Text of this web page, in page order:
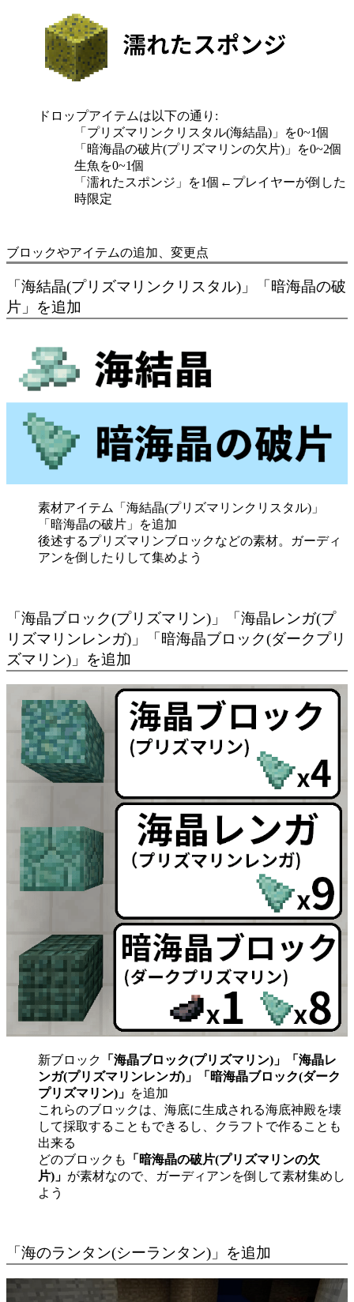
ドロップアイテムは以下の通り:
「プリズマリンクリスタル(海結晶)」を0~1個
「暗海晶の破片(プリズマリンの欠片)」を0~2個
生魚を0~1個
「濡れたスポンジ」を1個←プレイヤーが倒した
時限定
ブロックやアイテムの追加、変更点
「海結晶(プリズマリンクリスタル)」「暗海晶の破
片」を追加
素材アイテム「海結晶(プリズマリンクリスタル)」
「暗海晶の破片」を追加
後述するプリズマリンブロックなどの素材。ガーディ
アンを倒したりして集めよう
「海晶ブロック(プリズマリン)」「海晶レンガ(プ
リズマリンレンガ)」「暗海晶ブロック(ダークプリ
ズマリン)」を追加
新ブロック
「海晶ブロック(プリズマリン)」「海晶レ
ンガ(プリズマリンレンガ)」「暗海晶ブロック(ダーク
プリズマリン)」 を追加
これらのブロックは、海底に生成される海底神殿を壊
して採取することもできるし、クラフトで作ることも
出来る
どのブロックも
「暗海晶の破片(プリズマリンの欠
片)」 が素材なので、ガーディアンを倒して素材集めし
よう
「海のランタン(シーランタン)」を追加